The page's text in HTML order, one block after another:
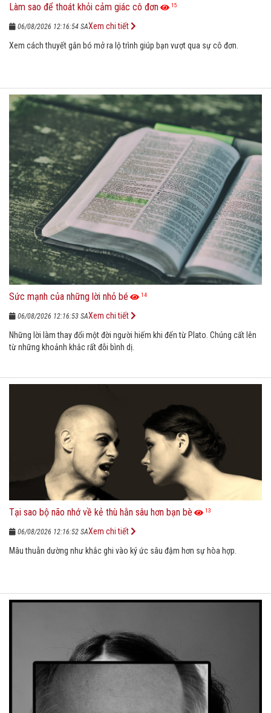
Làm sao để thoát khỏi cảm giác cô đơn 15
06/08/2026 12:16:54 SA
Xem cách thuyết gắn bó mở ra lộ trình giúp bạn vượt qua sự cô đơn.
Xem chi tiết
Sức mạnh của những lời nhỏ bé 14
06/08/2026 12:16:53 SA
Những lời làm thay đổi một đời người hiếm khi đến từ Plato. Chúng cất lên
từ những khoảnh khắc rất đỗi bình dị.
Xem chi tiết
Tại sao bộ não nhớ về kẻ thù hằn sâu hơn bạn bè 13
06/08/2026 12:16:52 SA
Mâu thuẫn dường như khắc ghi vào ký ức sâu đậm hơn sự hòa hợp.
Xem chi tiết